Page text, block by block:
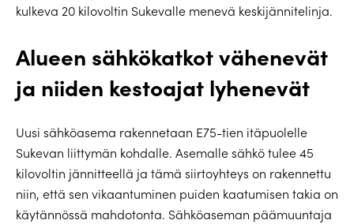
kulkeva 20 kilovoltin Sukevalle menevä keskijännitelinja.
Alueen sähkökatkot vähenevät
ja niiden kestoajat lyhenevät
Uusi sähköasema rakennetaan E75-tien itäpuolelle
Sukevan liittymän kohdalle. Asemalle sähkö tulee 45
kilovoltin jännitteellä ja tämä siirtoyhteys on rakennettu
niin, että sen vikaantuminen puiden kaatumisen takia on
käytännössä mahdotonta. Sähköaseman päämuuntaja